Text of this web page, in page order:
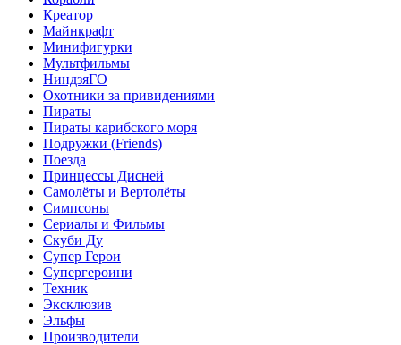
Креатор
Майнкрафт
Минифигурки
Мультфильмы
НиндзяГО
Охотники за привидениями
Пираты
Пираты карибского моря
Подружки (Friends)
Поезда
Принцессы Дисней
Самолёты и Вертолёты
Симпсоны
Сериалы и Фильмы
Скуби Ду
Супер Герои
Супергероини
Техник
Эксклюзив
Эльфы
Производители